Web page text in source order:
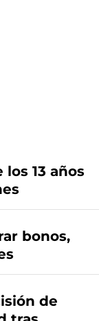
13 años
bonos,
de